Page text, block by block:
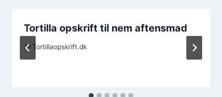
Tortilla opskrift til nem aftensmad
Af Tortillaopskrift.dk